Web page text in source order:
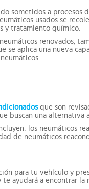
sometidos a procesos
usados se
y tratamiento químico.
renovados,
se aplica una nueva
que son
buscan una alternativa
los neumáticos
de neumáticos
para tu vehículo y
ayudará a encontrar la